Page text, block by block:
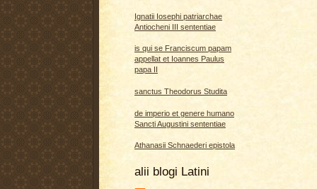
Ignatii Iosephi patriarchae
Antiocheni III sententiae
is qui se Franciscum papam
appellat et Ioannes Paulus
papa II
sanctus Theodorus Studita
de imperio et genere humano
Sancti Augustini sententiae
Athanasii Schnaederi epistola
alii blogi Latini